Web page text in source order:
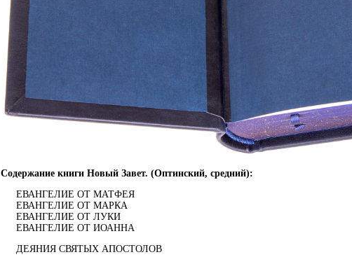
Содержание книги Новый Завет. (Оптинский, средний):
ЕВАНГЕЛИЕ ОТ МАТФЕЯ
ЕВАНГЕЛИЕ ОТ МАРКА
ЕВАНГЕЛИЕ ОТ ЛУКИ
ЕВАНГЕЛИЕ ОТ ИОАННА
ДЕЯНИЯ СВЯТЫХ АПОСТОЛОВ